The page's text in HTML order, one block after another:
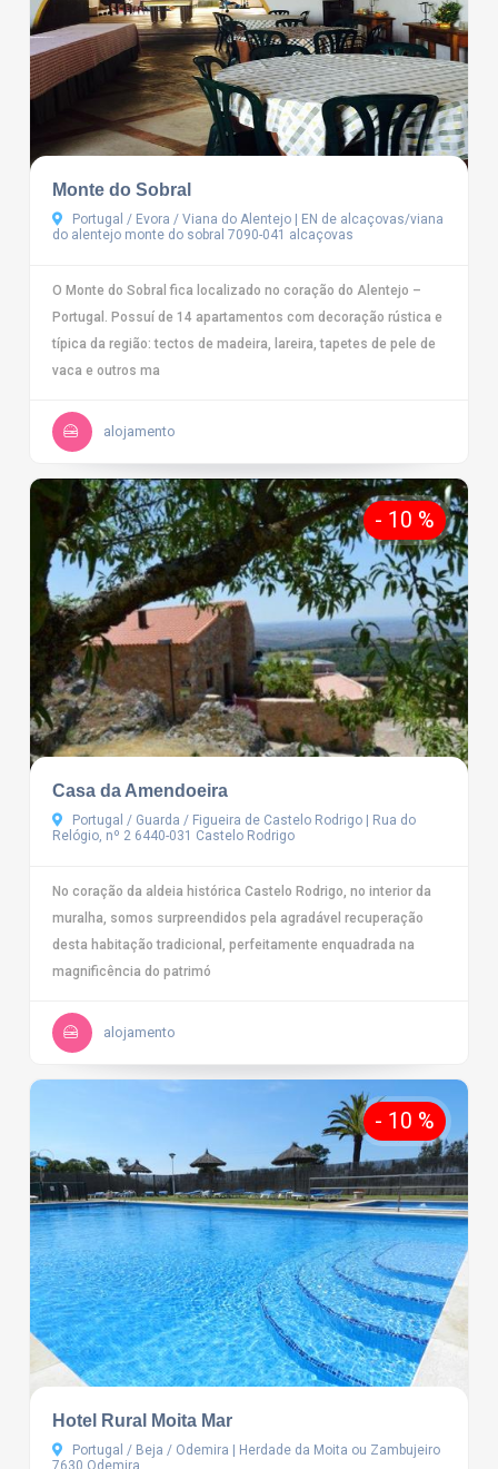
Monte do Sobral
Portugal / Evora / Viana do Alentejo | EN de alcaçovas/viana
do alentejo monte do sobral 7090-041 alcaçovas
O Monte do Sobral fica localizado no coração do Alentejo –
Portugal. Possuí de 14 apartamentos com decoração rústica e
típica da região: tectos de madeira, lareira, tapetes de pele de
vaca e outros ma
alojamento
- 10 %
Casa da Amendoeira
Portugal / Guarda / Figueira de Castelo Rodrigo | Rua do
Relógio, nº 2 6440-031 Castelo Rodrigo
No coração da aldeia histórica Castelo Rodrigo, no interior da
muralha, somos surpreendidos pela agradável recuperação
desta habitação tradicional, perfeitamente enquadrada na
magnificência do patrimó
alojamento
- 10 %
Hotel Rural Moita Mar
Portugal / Beja / Odemira | Herdade da Moita ou Zambujeiro
7630 Odemira